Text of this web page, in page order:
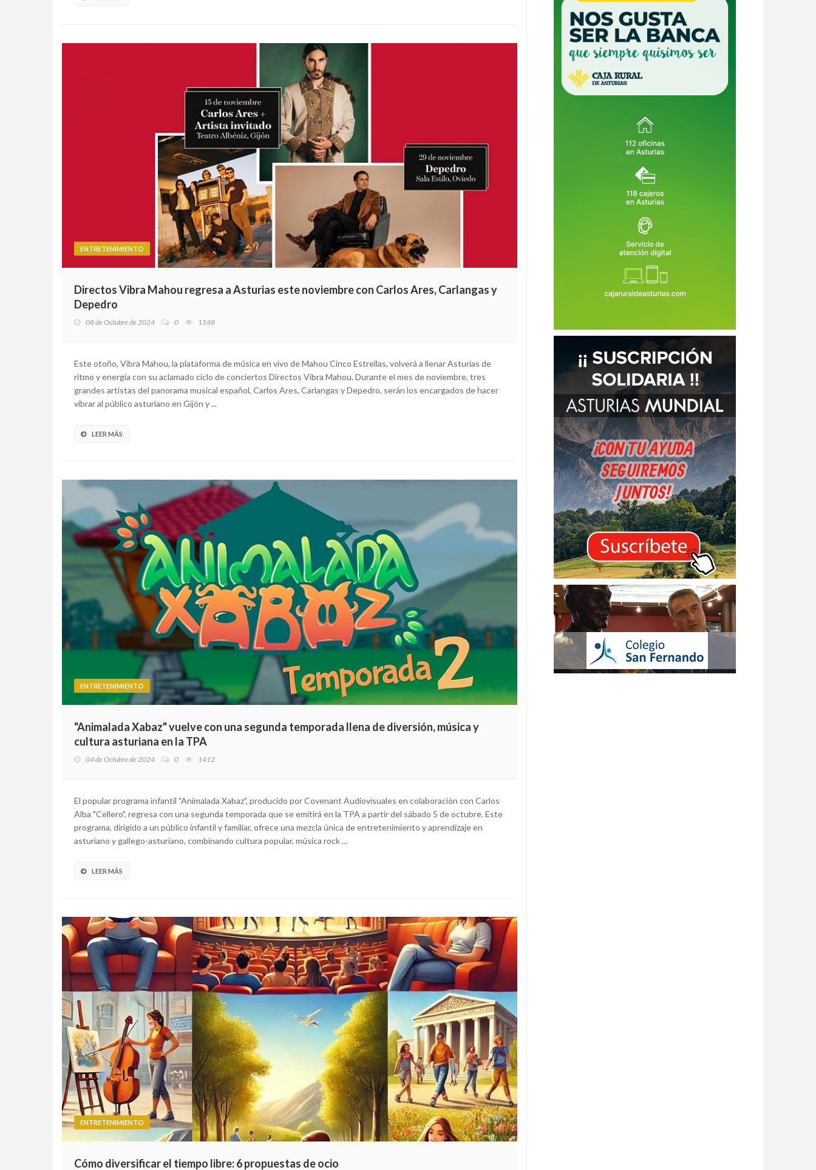
ENTRETENIMIENTO
Directos Vibra Mahou regresa a Asturias este noviembre con Carlos Ares, Carlangas y
Depedro
08 de Octubre de 2024 0 1148
Este otoño, Vibra Mahou, la plataforma de música en vivo de Mahou Cinco Estrellas, volverá a llenar Asturias de
ritmo y energía con su aclamado ciclo de conciertos Directos Vibra Mahou. Durante el mes de noviembre, tres
grandes artistas del panorama musical español, Carlos Ares, Carlangas y Depedro, serán los encargados de hacer
vibrar al público asturiano en Gijón y ...
LEER MÁS
ENTRETENIMIENTO
"Animalada Xabaz" vuelve con una segunda temporada llena de diversión, música y
cultura asturiana en la TPA
04 de Octubre de 2024 0 1412
El popular programa infantil "Animalada Xabaz", producido por Covenant Audiovisuales en colaboración con Carlos
Alba "Cellero", regresa con una segunda temporada que se emitirá en la TPA a partir del sábado 5 de octubre. Este
programa, dirigido a un público infantil y familiar, ofrece una mezcla única de entretenimiento y aprendizaje en
asturiano y gallego-asturiano, combinando cultura popular, música rock ...
LEER MÁS
ENTRETENIMIENTO
Cómo diversificar el tiempo libre: 6 propuestas de ocio